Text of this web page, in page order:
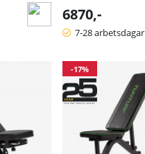
6870,-
7-28 arbetsdagar
-17%